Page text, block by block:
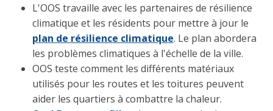
L'OOS travaille avec les partenaires de résilience
climatique et les résidents pour mettre à jour le
plan de résilience climatique. Le plan abordera
les problèmes climatiques à l'échelle de la ville.
OOS teste comment les différents matériaux
utilisés pour les routes et les toitures peuvent
aider les quartiers à combattre la chaleur.